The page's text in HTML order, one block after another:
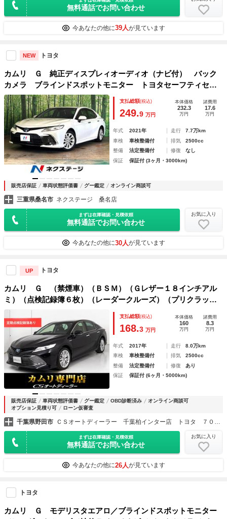
無料通話でお問い合わせ
今あなたの他に39人が見ています
NEW トヨタ
カムリ Ｇ 純正ディスプレィオーディオ（ナビ付） バック
カメラ ブラインドスポットモニター トヨタセーフティセン
ス レーダークルーズ 車線逸脱防止 ＬＥＤヘッドライト
クリアランスソナー ＥＴＣ２．０ 禁煙車
支払総額(税込)
249.9 万円
本体価格
232.3
万円
諸費用
17.6
万円
年式 2021年 走行
7.7万km
車検
車検整備付 排気
2500cc
整備
法定整備付 修復
なし
保証
保証付 (3ヶ月・3000km)
販売店保証 車両状態評価書 グー鑑定 オンライン商談可
三重県桑名市 ネクステージ 桑名店
まずは在庫確認・見積依頼
無料通話でお問い合わせ
お気に入り
今あなたの他に30人が見ています
UP トヨタ
カムリ Ｇ （禁煙車）（ＢＳＭ）（Ｇレザー１８インチアル
ミ）（点検記録簿６枚）（レーダークルーズ）（プリクラッシ
ュ）（ＬＤＡ）（障害物センサー）（セーフティセンス）（メ
ーカＯＰ ＳＤナビ）（ＬＥＤヘッドライト）
支払総額(税込)
168.3 万円
本体価格
160
万円
諸費用
8.3
万円
年式 2017年 走行
8.0万km
車検
車検整備付 排気
2500cc
整備
法定整備付 修復
あり
保証
保証付 (6ヶ月・5000km)
販売店保証 車両状態評価書 グー鑑定 OBD診断済み
オンライン商談可
オプション見積り可
ローン仮審査
千葉県野田市 ＣＳオートディーラー 千葉柏インター店 トヨタ ７０系カムリハイブリッド／カスタム／中古車専門店
まずは在庫確認・見積依頼
無料通話でお問い合わせ
お気に入り
今あなたの他に26人が見ています
トヨタ
カムリ Ｇ モデリスタエアロ／ブラインドスポットモニター